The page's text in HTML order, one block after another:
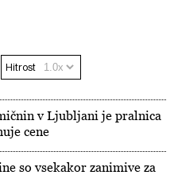
Hitrost
v Ljubljani je pralnica
cene
so vsekakor zanimive za